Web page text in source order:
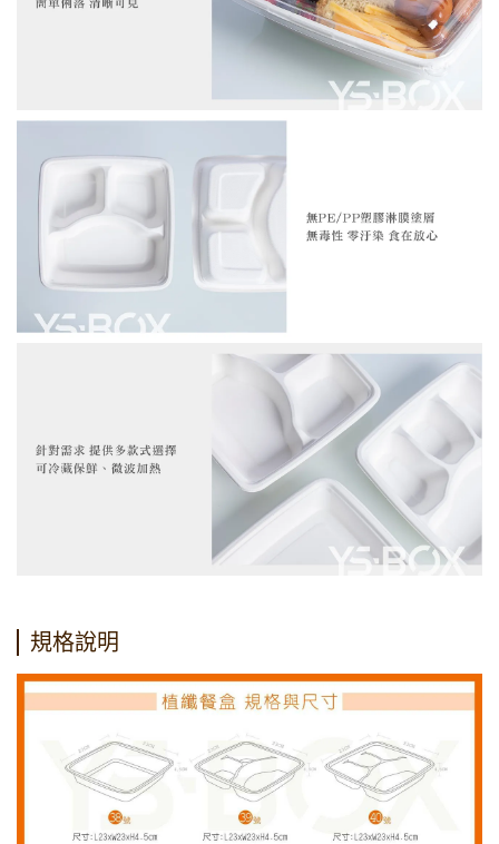
規格說明